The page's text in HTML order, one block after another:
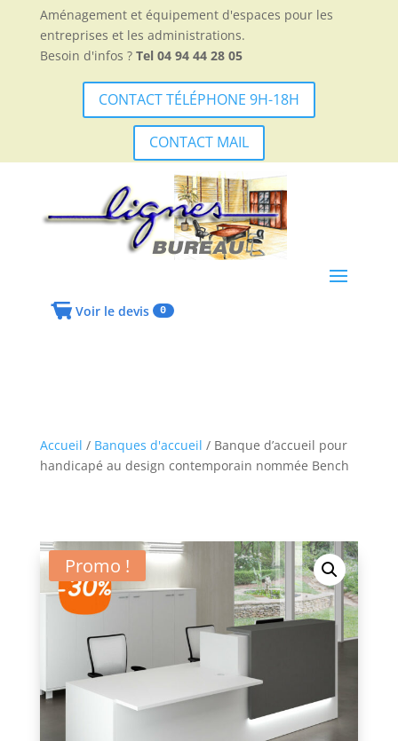
Aménagement et équipement d'espaces pour les
entreprises et les administrations.
Besoin d'infos ? Tel 04 94 44 28 05
CONTACT TÉLÉPHONE 9H-18H
CONTACT MAIL
Voir le devis 0
Accueil / Banques d'accueil / Banque d’accueil pour
handicapé au design contemporain nommée Bench
Promo !